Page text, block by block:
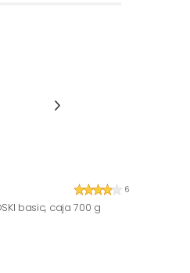
6
basic, caja 700 g